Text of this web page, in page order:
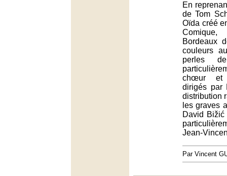
En
de Tom
Oïda créé
Bordeaux
couleurs
perles
chœur et
dirigés par
distribution
les graves
David
Jean-
Par Vincent